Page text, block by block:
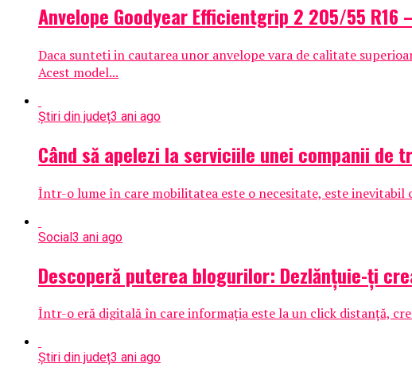
Anvelope Goodyear Efficientgrip 2 205/55
Daca sunteti in cautarea unor anvelope vara de calitate
Acest model...
Știri din județ3 ani ago
Când să apelezi la serviciile unei companii
Într-o lume în care mobilitatea este o necesitate, este inevitabil
Social3 ani ago
Descoperă puterea blogurilor: Dezlănțuie-ți
Într-o eră digitală în care informația este la un click distanță,
Știri din județ3 ani ago